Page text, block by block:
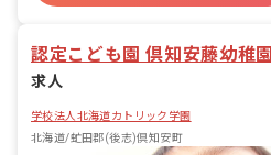
認定こども園 倶知安藤幼稚園
求人
学校法人北海道カトリック学園
北海道/虻田郡(後志)倶知安町